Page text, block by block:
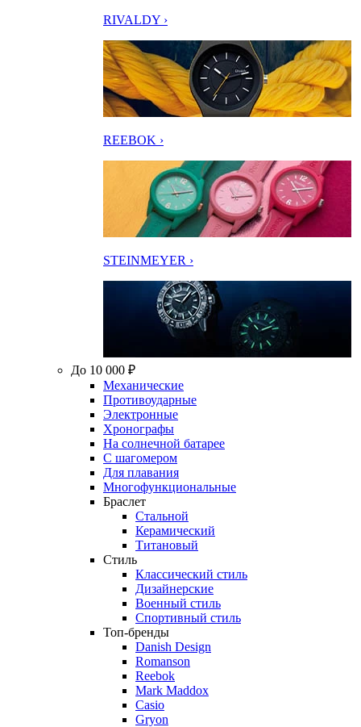
RIVALDY ›
REEBOK ›
STEINMEYER ›
До 10 000 ₽
Механические
Противоударные
Электронные
Хронографы
На солнечной батарее
С шагомером
Для плавания
Многофункциональные
Браслет
Стальной
Керамический
Титановый
Стиль
Классический стиль
Дизайнерские
Военный стиль
Спортивный стиль
Топ-бренды
Danish Design
Romanson
Reebok
Mark Maddox
Casio
Gryon